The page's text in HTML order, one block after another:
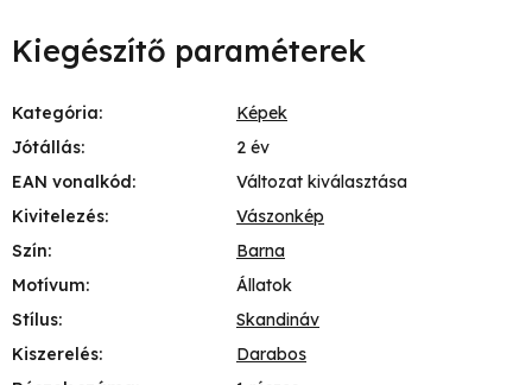
Kiegészítő paraméterek
Kategória:
Képek
Jótállás:
2 év
EAN vonalkód:
Változat kiválasztása
Kivitelezés:
Vászonkép
Szín:
Barna
Motívum:
Állatok
Stílus:
Skandináv
Kiszerelés:
Darabos